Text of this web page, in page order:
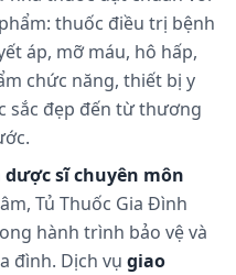
Thực phẩm bảo
cho chế độ ăn uống
lành mạnh. Để xa
Nhiệt độ 15-250C. Độ
thuốc điều trị bệnh
áp, mỡ máu, hô hấp,
chức năng, thiết bị y
sắc đẹp đến từ thương
sĩ chuyên môn
Tủ Thuốc Gia Đình
hành trình bảo vệ và
đình. Dịch vụ giao